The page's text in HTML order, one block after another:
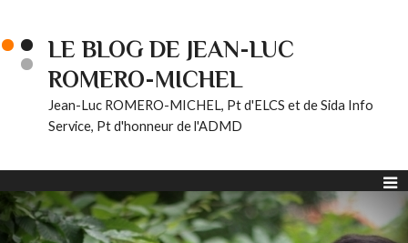
LE BLOG DE JEAN-LUC
ROMERO-MICHEL
Jean-Luc ROMERO-MICHEL, Pt d'ELCS et de Sida Info
Service, Pt d'honneur de l'ADMD